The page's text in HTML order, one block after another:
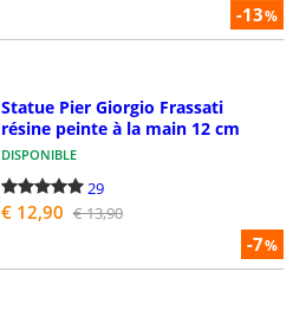
-13%
-7%
Statue Pier Giorgio Frassati
résine peinte à la main 12 cm
DISPONIBLE
29
€ 12,90 € 13,90